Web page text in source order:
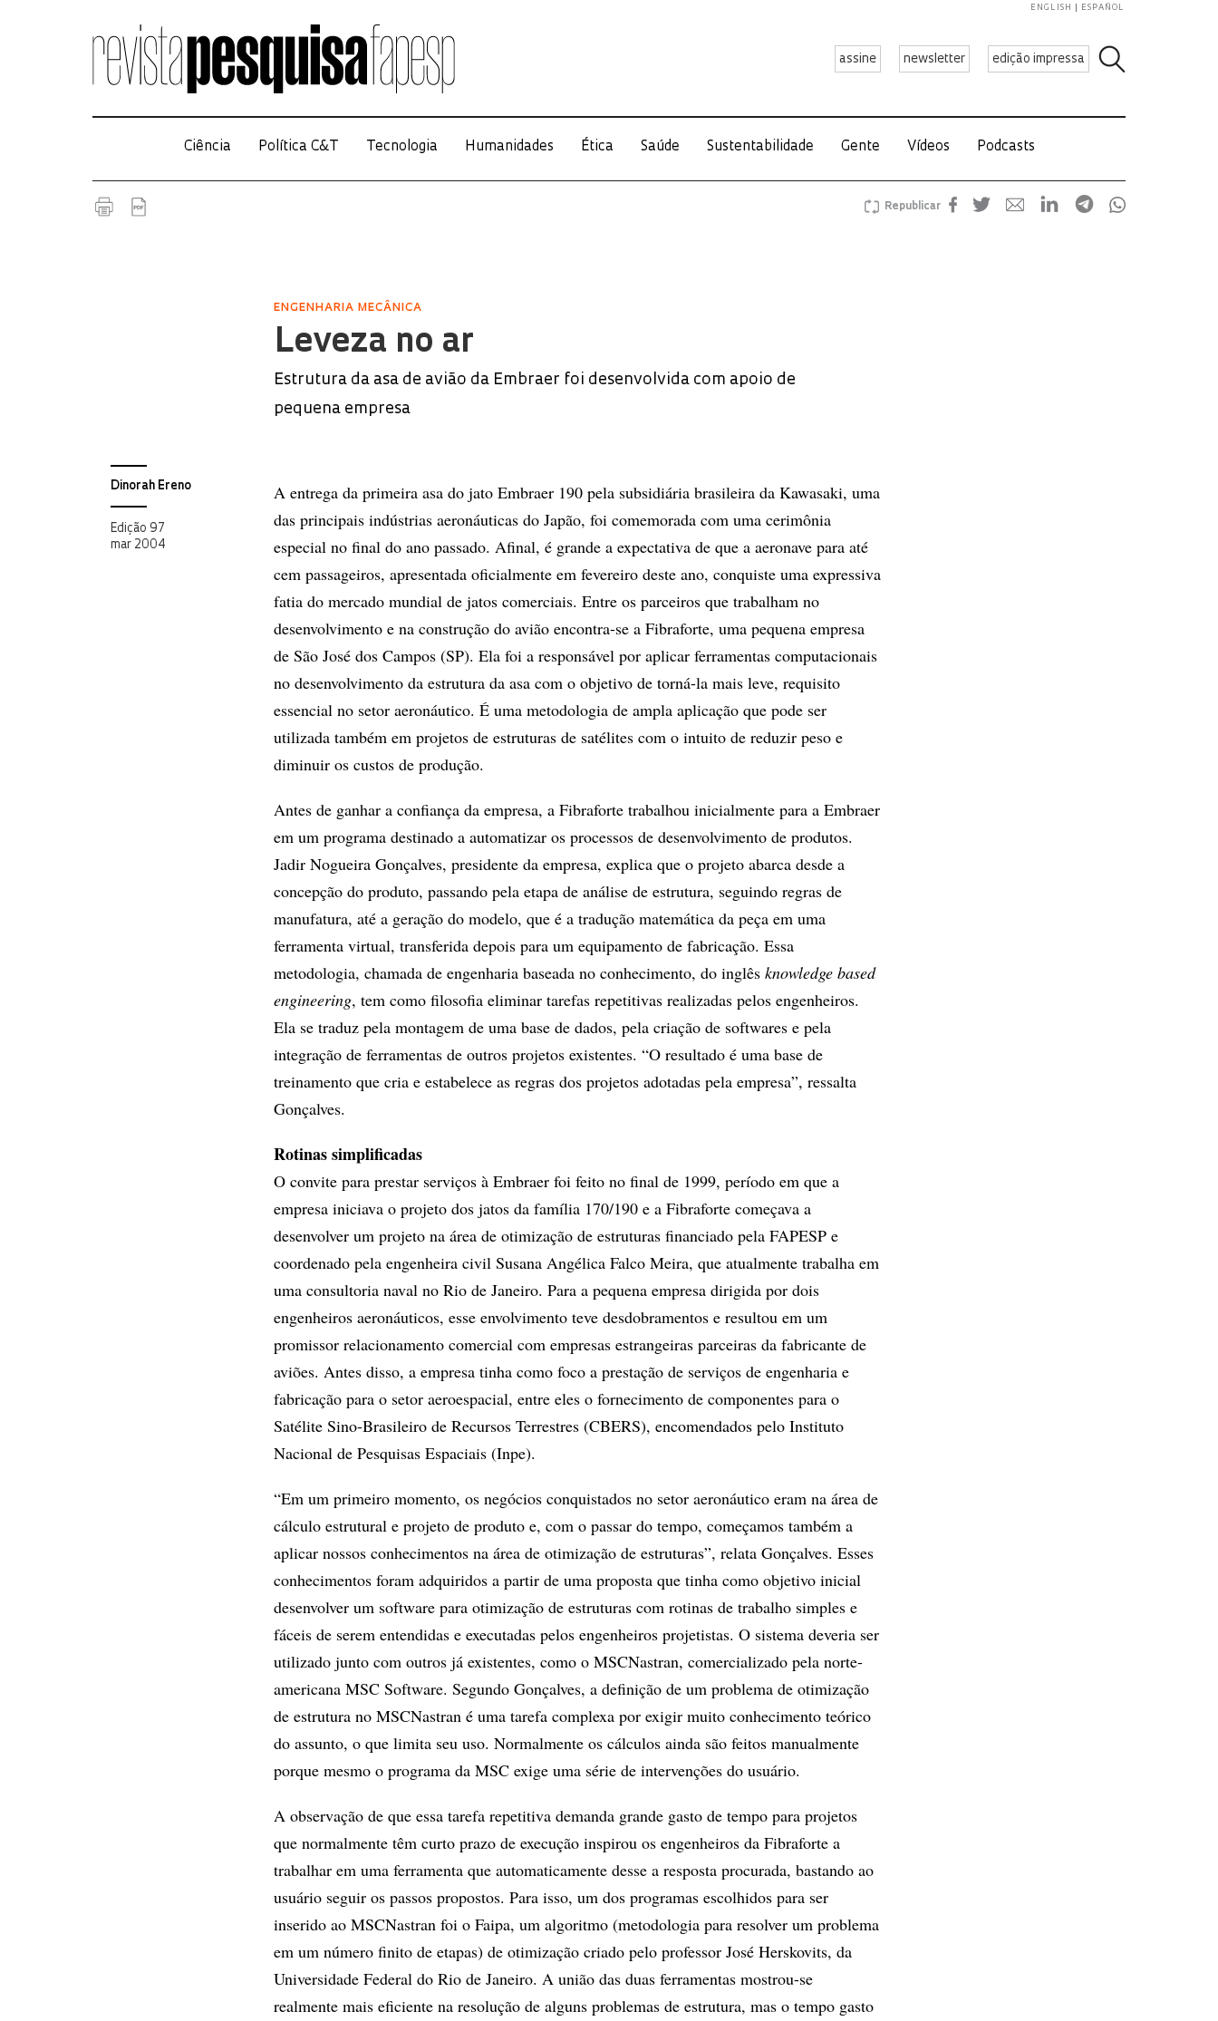
assine newsletter edição impressa
ENGLISH ESPAÑOL
Ciência Política C&T Tecnologia Humanidades Ética Saúde Sustentabilidade Gente Vídeos Podcasts
Republicar
ENGENHARIA MECÂNICA
Leveza no ar
Estrutura da asa de avião da Embraer foi desenvolvida com apoio de
pequena empresa
Dinorah Ereno
Edição 97
mar 2004
A entrega da primeira asa do jato Embraer 190 pela subsidiária brasileira da Kawasaki, uma
das principais indústrias aeronáuticas do Japão, foi comemorada com uma cerimônia
especial no final do ano passado. Afinal, é grande a expectativa de que a aeronave para até
cem passageiros, apresentada oficialmente em fevereiro deste ano, conquiste uma expressiva
fatia do mercado mundial de jatos comerciais. Entre os parceiros que trabalham no
desenvolvimento e na construção do avião encontra-se a Fibraforte, uma pequena empresa
de São José dos Campos (SP). Ela foi a responsável por aplicar ferramentas computacionais
no desenvolvimento da estrutura da asa com o objetivo de torná-la mais leve, requisito
essencial no setor aeronáutico. É uma metodologia de ampla aplicação que pode ser
utilizada também em projetos de estruturas de satélites com o intuito de reduzir peso e
diminuir os custos de produção.
Antes de ganhar a confiança da empresa, a Fibraforte trabalhou inicialmente para a Embraer
em um programa destinado a automatizar os processos de desenvolvimento de produtos.
Jadir Nogueira Gonçalves, presidente da empresa, explica que o projeto abarca desde a
concepção do produto, passando pela etapa de análise de estrutura, seguindo regras de
manufatura, até a geração do modelo, que é a tradução matemática da peça em uma
ferramenta virtual, transferida depois para um equipamento de fabricação. Essa
metodologia, chamada de engenharia baseada no conhecimento, do inglês knowledge based
engineering, tem como filosofia eliminar tarefas repetitivas realizadas pelos engenheiros.
Ela se traduz pela montagem de uma base de dados, pela criação de softwares e pela
integração de ferramentas de outros projetos existentes. “O resultado é uma base de
treinamento que cria e estabelece as regras dos projetos adotadas pela empresa”, ressalta
Gonçalves.
Rotinas simplificadas
O convite para prestar serviços à Embraer foi feito no final de 1999, período em que a
empresa iniciava o projeto dos jatos da família 170/190 e a Fibraforte começava a
desenvolver um projeto na área de otimização de estruturas financiado pela FAPESP e
coordenado pela engenheira civil Susana Angélica Falco Meira, que atualmente trabalha em
uma consultoria naval no Rio de Janeiro. Para a pequena empresa dirigida por dois
engenheiros aeronáuticos, esse envolvimento teve desdobramentos e resultou em um
promissor relacionamento comercial com empresas estrangeiras parceiras da fabricante de
aviões. Antes disso, a empresa tinha como foco a prestação de serviços de engenharia e
fabricação para o setor aeroespacial, entre eles o fornecimento de componentes para o
Satélite Sino-Brasileiro de Recursos Terrestres (CBERS), encomendados pelo Instituto
Nacional de Pesquisas Espaciais (Inpe).
“Em um primeiro momento, os negócios conquistados no setor aeronáutico eram na área de
cálculo estrutural e projeto de produto e, com o passar do tempo, começamos também a
aplicar nossos conhecimentos na área de otimização de estruturas”, relata Gonçalves. Esses
conhecimentos foram adquiridos a partir de uma proposta que tinha como objetivo inicial
desenvolver um software para otimização de estruturas com rotinas de trabalho simples e
fáceis de serem entendidas e executadas pelos engenheiros projetistas. O sistema deveria ser
utilizado junto com outros já existentes, como o MSCNastran, comercializado pela norte-
americana MSC Software. Segundo Gonçalves, a definição de um problema de otimização
de estrutura no MSCNastran é uma tarefa complexa por exigir muito conhecimento teórico
do assunto, o que limita seu uso. Normalmente os cálculos ainda são feitos manualmente
porque mesmo o programa da MSC exige uma série de intervenções do usuário.
A observação de que essa tarefa repetitiva demanda grande gasto de tempo para projetos
que normalmente têm curto prazo de execução inspirou os engenheiros da Fibraforte a
trabalhar em uma ferramenta que automaticamente desse a resposta procurada, bastando ao
usuário seguir os passos propostos. Para isso, um dos programas escolhidos para ser
inserido ao MSCNastran foi o Faipa, um algoritmo (metodologia para resolver um problema
em um número finito de etapas) de otimização criado pelo professor José Herskovits, da
Universidade Federal do Rio de Janeiro. A união das duas ferramentas mostrou-se
realmente mais eficiente na resolução de alguns problemas de estrutura, mas o tempo gasto